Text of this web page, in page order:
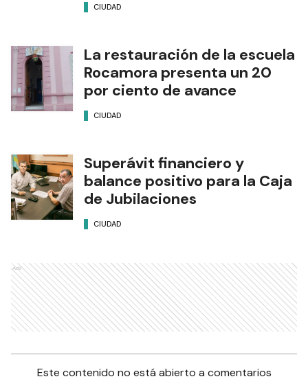
CIUDAD
La restauración de la escuela
Rocamora presenta un 20
por ciento de avance
CIUDAD
Superávit financiero y
balance positivo para la Caja
de Jubilaciones
CIUDAD
Ads
Este contenido no está abierto a comentarios